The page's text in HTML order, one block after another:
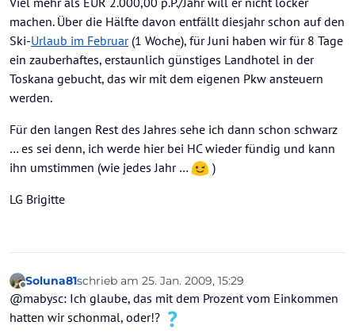
machen. Über die Hälfte davon entfällt diesjahr schon auf den
Ski-Urlaub im Februar(1 Woche), für Juni haben wir für 8 Tage
ein zauberhaftes, erstaunlich günstiges Landhotel in der
Toskana gebucht, das wir mit dem eigenen Pkw ansteuern
werden.
Für den langen Rest des Jahres sehe ich dann schon schwarz
… es sei denn, ich werde hier bei HC wieder fündig und kann
ihn umstimmen (wie jedes Jahr …
)
LG Brigitte
Offline
Soluna81schrieb am 25. Jan. 2009, 15:29
zuletzt editiert von
@mabysc: Ich glaube, das mit dem Prozent vom Einkommen
hatten wir schonmal, oder!?